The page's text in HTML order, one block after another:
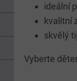
ideální
kvalitní
skvělý
Vyberte